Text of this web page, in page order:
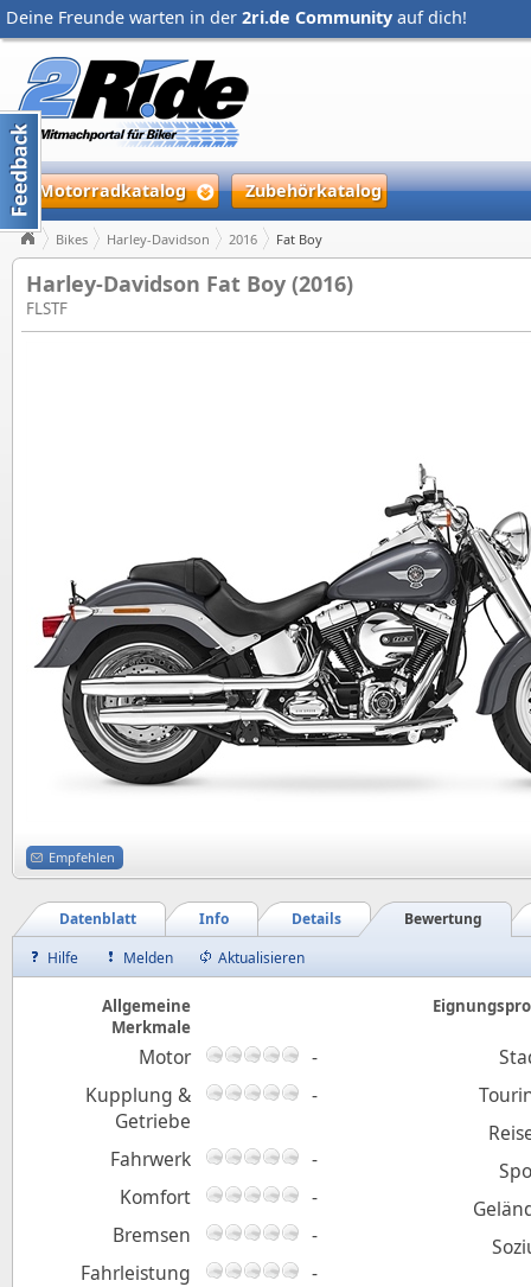
Deine Freunde warten in der 2ri.de Community auf dich!
Motorradkatalog Zubehörkatalog
Bikes Harley-Davidson 2016 Fat Boy
Harley-Davidson Fat Boy (2016)
FLSTF
Empfehlen
Bewertung
Details
Info
Datenblatt
Hilfe
Melden Aktualisieren
Allgemeine
Merkmale
Motor
-
Kupplung &
Getriebe
-
Fahrwerk
-
Komfort
-
Bremsen
-
Fahrleistung
-